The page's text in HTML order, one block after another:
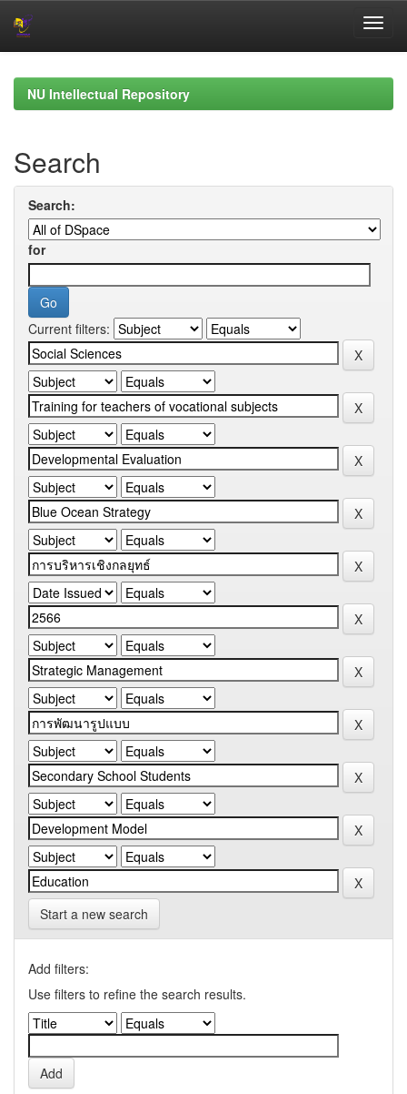
navigationNU Intellectual Repository
Search
Search:
for
Current filters:
Start a new search
Add filters:
Use filters to refine the search results.